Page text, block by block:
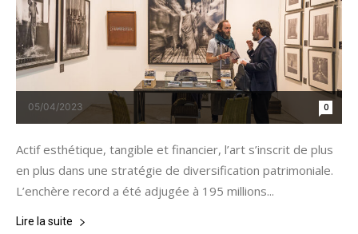
05/04/2023 0
Actif esthétique, tangible et financier, l’art s’inscrit de plus
en plus dans une stratégie de diversification patrimoniale.
L’enchère record a été adjugée à 195 millions...
Lire la suite